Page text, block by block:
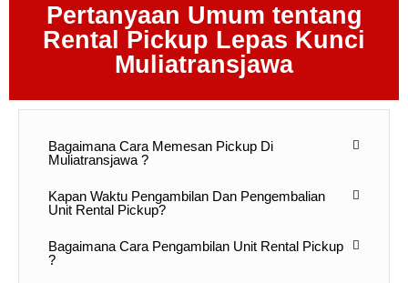
Pertanyaan Umum tentang
Rental Pickup Lepas Kunci
Muliatransjawa
Bagaimana Cara Memesan Pickup Di
Muliatransjawa ?
Kapan Waktu Pengambilan Dan Pengembalian
Unit Rental Pickup?
Bagaimana Cara Pengambilan Unit Rental Pickup
?